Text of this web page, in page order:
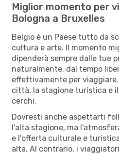
Miglior momento per
Bologna a Bruxelles
Belgio è un Paese tutto da
cultura e arte. Il momento
dipenderà sempre dalle tue
naturalmente, dal tempo
effettivamente per
città, la stagione turistica e
cerchi.
Dovresti anche aspettarti
l’alta stagione, ma
e l'offerta culturale e
alta. Al contrario, i